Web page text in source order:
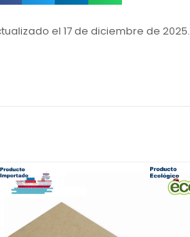
el 17 de diciembre de 2025.